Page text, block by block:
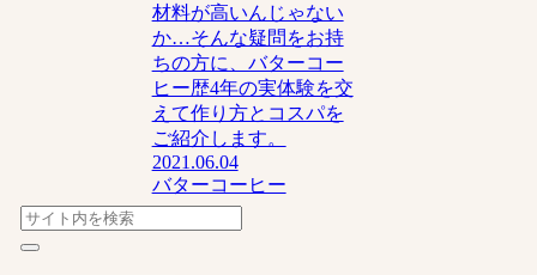
材料が高いんじゃない
か…そんな疑問をお持
ちの方に、バターコー
ヒー歴4年の実体験を交
えて作り方とコスパを
ご紹介します。
2021.06.04
バターコーヒー